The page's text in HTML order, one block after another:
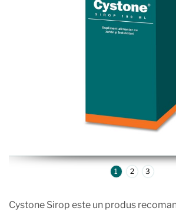
1 2 3
Cystone Sirop este un produs